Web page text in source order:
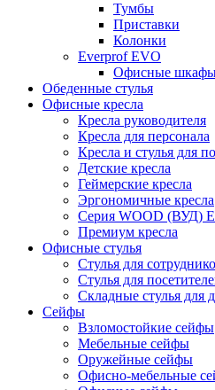
Тумбы
Приставки
Колонки
Everprof EVO
Офисные
Обеденные стулья
Офисные кресла
Кресла руководителя
Кресла для персонала
Кресла и стулья для
Детские кресла
Геймерские кресла
Эргономичные кресла
Серия WOOD (ВУД)
Премиум кресла
Офисные стулья
Стулья для
Стулья для
Складные стулья для
Сейфы
Взломостойкие сейфы
Мебельные сейфы
Оружейные сейфы
Офисно-мебельные